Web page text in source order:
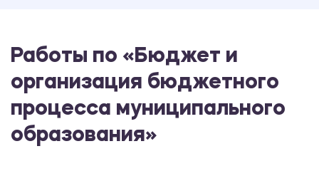
Работы по «Бюджет и
организация бюджетного
процесса муниципального
образования»